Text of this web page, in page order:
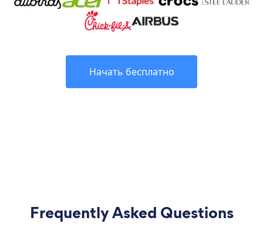
Начать бесплатно
Frequently Asked Questions